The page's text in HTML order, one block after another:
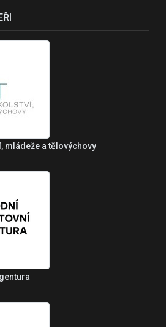
mládeže a tělovýchovy